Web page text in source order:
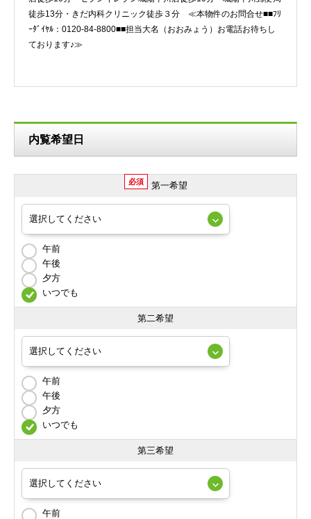
徒歩13分・きだ内科クリニック徒歩３分 ≪本物件のお問合せ■■ﾌﾘ
ｰﾀﾞｲﾔﾙ：0120-84-8800■■担当大名（おおみょう）お電話お待ちし
ております♪≫
内覧希望日
必須 第一希望
午前
午後
夕方
いつでも
第二希望
午前
午後
夕方
いつでも
第三希望
午前